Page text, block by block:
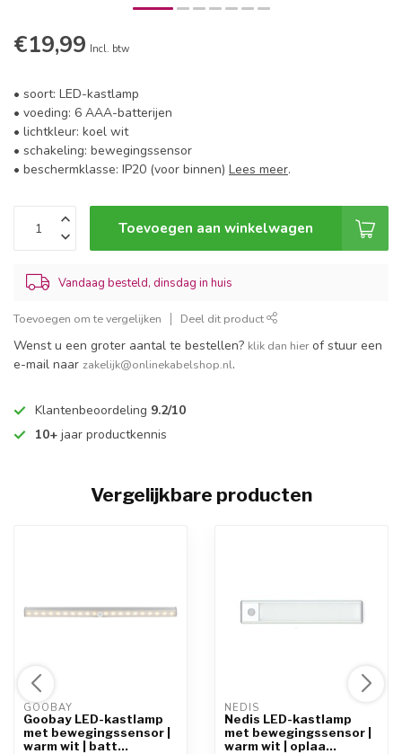
€19,99 Incl. btw
• soort: LED-kastlamp
• voeding: 6 AAA-batterijen
• lichtkleur: koel wit
• schakeling: bewegingssensor
• beschermklasse: IP20 (voor binnen) Lees meer.
Toevoegen aan winkelwagen
Vandaag besteld, dinsdag in huis
Toevoegen om te vergelijken Deel dit product
Wenst u een groter aantal te bestellen? klik dan hierof stuur een
e-mail naar zakelijk@onlinekabelshop.nl.
Klantenbeoordeling 9.2/10
10+ jaar productkennis
Vergelijkbare producten
GOOBAY
Goobay LED-kastlamp
met bewegingssensor |
warm wit | batt...
NEDIS
Nedis LED-kastlamp
met bewegingssensor |
warm wit | oplaa...